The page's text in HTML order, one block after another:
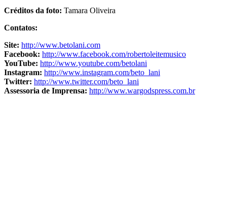
Créditos da foto: Tamara Oliveira
Contatos:
Site: http://www.betolani.com
Facebook: http://www.facebook.com/robertoleitemusico
YouTube: http://www.youtube.com/betolani
Instagram: http://www.instagram.com/beto_lani
Twitter: http://www.twitter.com/beto_lani
Assessoria de Imprensa: http://www.wargodspress.com.br